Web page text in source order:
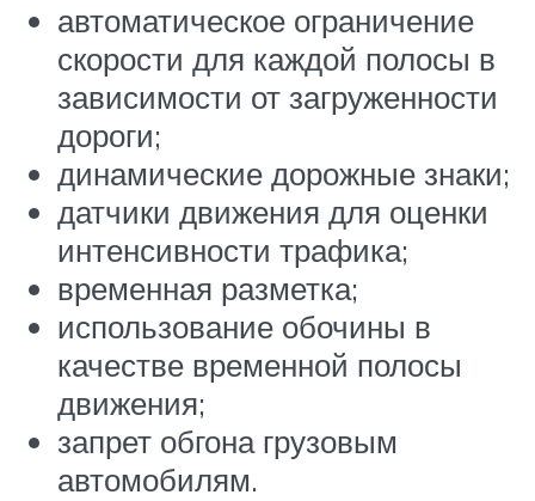
автоматическое ограничение
скорости для каждой полосы в
зависимости от загруженности
дороги;
динамические дорожные знаки;
датчики движения для оценки
интенсивности трафика;
временная разметка;
использование обочины в
качестве временной полосы
движения;
запрет обгона грузовым
автомобилям.